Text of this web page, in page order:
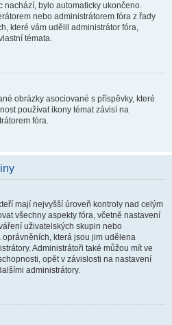
nachází, bylo automaticky ukončeno.
nebo administrátorem fóra z řady
které vám udělil administrátor fóra,
témata.
obrázky asociované s příspěvky, které
používat ikony témat závisí na
fóra.
mají nejvyšší úroveň kontroly nad celým
všechny aspekty fóra, včetně nastavení
uživatelských skupin nebo
která jsou jim udělena
Administrátoři také můžou mít ve
opět v závislosti na nastavení
administrátory.